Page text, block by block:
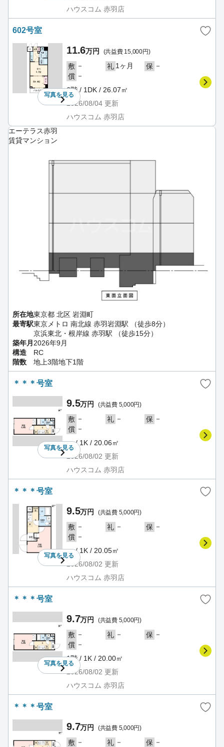
ハウスコム 赤羽店
602号室
写真を見る
11.6万円 (共益費 15,000円)
敷 － 礼 1ヶ月 保 －
償 －
6階 / 1DK / 26.07㎡
2026/08/04 更新
ハウスコム 赤羽店
エーテラス赤羽
賃貸マンション
所在地東京都 北区 岩淵町
最寄駅東京メトロ 南北線 赤羽岩淵駅 （徒歩8分）
京浜東北・根岸線 赤羽駅 （徒歩15分）
築年月 2026年9月
構造
RC
階数
地上3階地下1階
＊＊＊号室
写真を見る
9.5万円 (共益費 5,000円)
敷 － 礼 － 保 －
償 －
－ / 1K / 20.06㎡
2026/08/02 更新
ハウスコム 赤羽店
＊＊＊号室
写真を見る
9.5万円 (共益費 5,000円)
敷 － 礼 － 保 －
償 －
－ / 1K / 20.05㎡
2026/08/02 更新
ハウスコム 赤羽店
＊＊＊号室
写真を見る
9.7万円 (共益費 5,000円)
敷 － 礼 － 保 －
償 －
1階 / 1K / 20.00㎡
2026/08/02 更新
ハウスコム 赤羽店
＊＊＊号室
9.7万円 (共益費 5,000円)
敷 － 礼 － 保 －